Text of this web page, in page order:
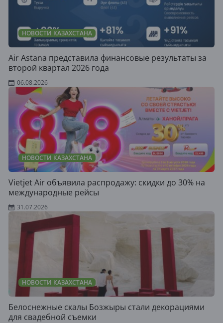
НОВОСТИ КАЗАХСТАНА
Air Astana представила финансовые результаты за
второй квартал 2026 года
06.08.2026
НОВОСТИ КАЗАХСТАНА
Vietjet Air объявила распродажу: скидки до 30% на
международные рейсы
31.07.2026
НОВОСТИ КАЗАХСТАНА
Белоснежные скалы Бозжыры стали декорациями
для свадебной съемки